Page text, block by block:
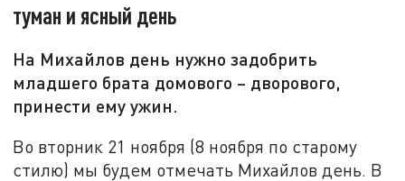
туман и ясный день
На Михайлов день нужно задобрить
младшего брата домового – дворового,
принести ему ужин.
Во вторник 21 ноября (8 ноября по старому
стилю) мы будем отмечать Михайлов день. В